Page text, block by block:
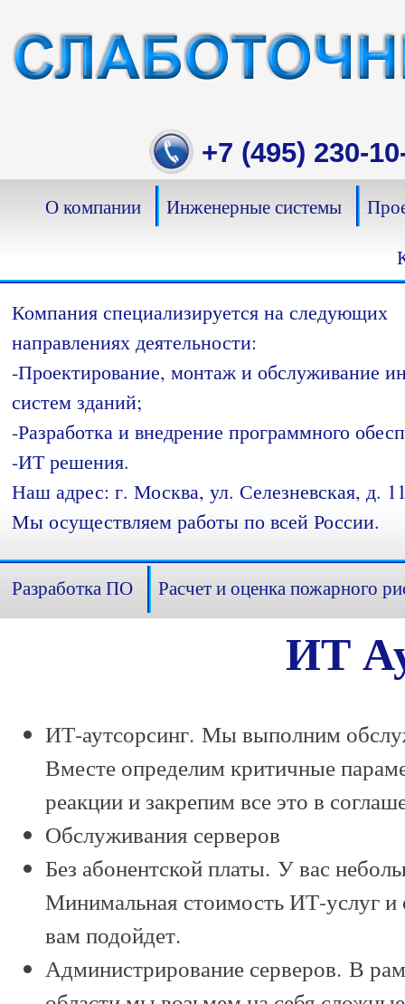
content
+7 (495) 230-
О компании Инженерные системы
Компания специализируется на следующих
направлениях деятельности:
-Проектирование, монтаж и обслуживание
систем зданий;
-Разработка и внедрение программного
-ИТ решения.
Наш адрес: г. Москва, ул. Селезневская, д.
Мы осуществляем работы по всей России.
Разработка ПО Расчет и оценка пожарного
ИТ
ИТ-аутсорсинг. Мы выполним
Вместе определим критичные
реакции и закрепим все это в
Обслуживания серверов
Без абонентской платы. У вас
Минимальная стоимость ИТ-услуг
вам подойдет.
Администрирование серверов. В